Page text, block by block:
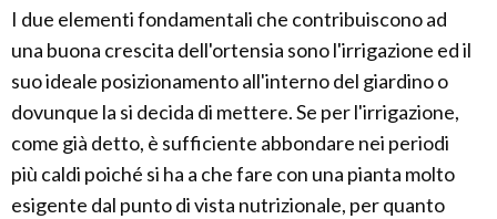
I due elementi fondamentali che contribuiscono ad
una buona crescita dell'ortensia sono l'irrigazione ed il
suo ideale posizionamento all'interno del giardino o
dovunque la si decida di mettere. Se per l'irrigazione,
come già detto, è sufficiente abbondare nei periodi
più caldi poiché si ha a che fare con una pianta molto
esigente dal punto di vista nutrizionale, per quanto